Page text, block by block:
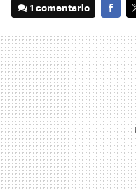
1 comentario